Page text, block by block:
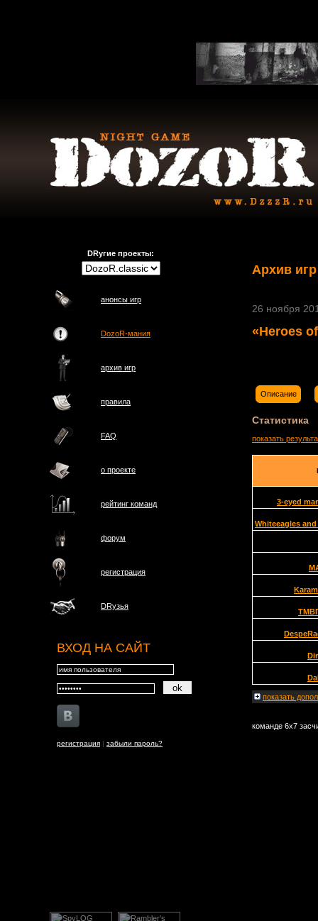
DRугие проекты:
анонсы игр
DozoR-мания
архив игр
правила
FAQ
о проектe
рейтинг команд
форум
регистрация
DRузья
ВХОД НА САЙТ
регистрация | забыли пароль?
Архив игр
26 ноября
«Heroes
Описание
Статистика
показать
3-eyed
Whiteeagles and
показать
команде 6x7